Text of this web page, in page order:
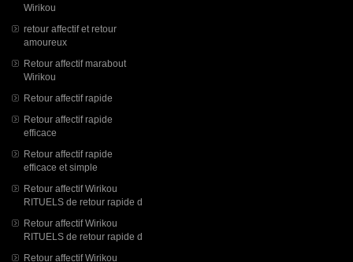
Wirikou
retour affectif et retour
amoureux
Retour affectif marabout
Wirikou
Retour affectif rapide
Retour affectif rapide
efficace
Retour affectif rapide
efficace et simple
Retour affectif Wirikou
RITUELS de retour rapide d
Retour affectif Wirikou
RITUELS de retour rapide d
Retour affectif Wirikou